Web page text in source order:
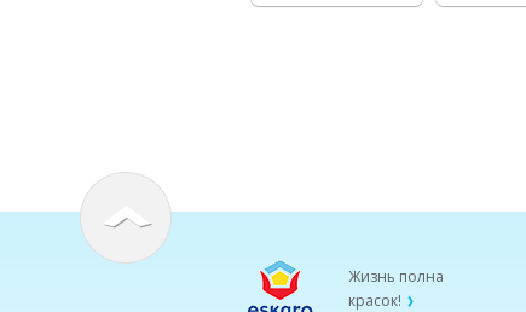
Жизнь полна
красок!